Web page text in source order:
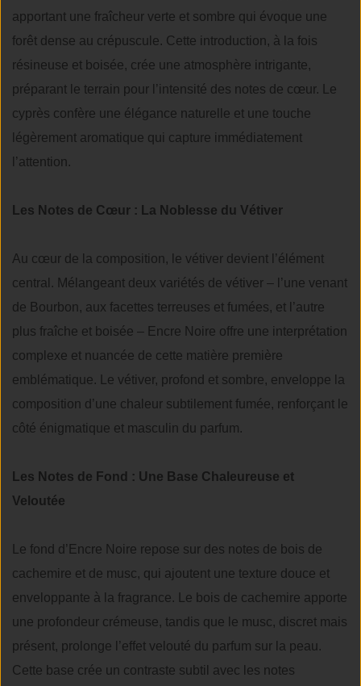
apportant une fraîcheur verte et sombre qui évoque une
forêt dense au crépuscule. Cette introduction, à la fois
résineuse et boisée, crée une atmosphère intrigante,
préparant le terrain pour l’intensité des notes de cœur. Le
cyprès confère une élégance naturelle et une touche
légèrement aromatique qui capture immédiatement
l’attention.
Les Notes de Cœur : La Noblesse du Vétiver
Au cœur de la composition, le vétiver devient l’élément
central. Mélangeant deux variétés de vétiver – l’une venant
de Bourbon, aux facettes terreuses et fumées, et l’autre
plus fraîche et boisée – Encre Noire offre une interprétation
complexe et nuancée de cette matière première
emblématique. Le vétiver, profond et sombre, enveloppe la
composition d’une chaleur subtilement fumée, renforçant le
côté énigmatique et masculin du parfum.
Les Notes de Fond : Une Base Chaleureuse et
Veloutée
Le fond d’Encre Noire repose sur des notes de bois de
cachemire et de musc, qui ajoutent une texture douce et
enveloppante à la fragrance. Le bois de cachemire apporte
une profondeur crémeuse, tandis que le musc, discret mais
présent, prolonge l’effet velouté du parfum sur la peau.
Cette base crée un contraste subtil avec les notes